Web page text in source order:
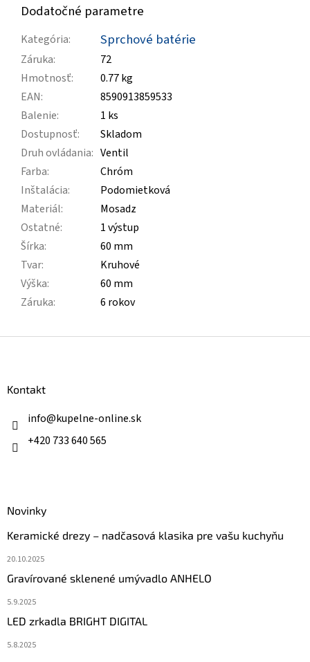
Dodatočné parametre
Kategória: Sprchové batérie
Záruka:
72
Hmotnosť:
0.77 kg
EAN:
8590913859533
Balenie:
1 ks
Dostupnosť:
Skladom
Druh ovládania: Ventil
Farba:
Chróm
Inštalácia:
Podomietková
Materiál:
Mosadz
Ostatné:
1 výstup
Šírka:
60 mm
Tvar:
Kruhové
Výška:
60 mm
Záruka: 6 rokov
Kontakt
info@kupelne-online.sk
+420 733 640 565
Novinky
Keramické drezy – nadčasová klasika pre vašu kuchyňu
20.10.2025
Gravírované sklenené umývadlo ANHELO
5.9.2025
LED zrkadla BRIGHT DIGITAL
5.8.2025